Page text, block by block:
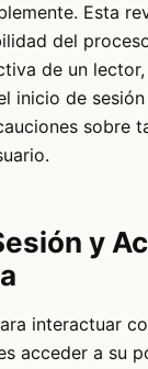
Esta
del
de un
inicio de
sobre
y
interactuar
acceder a su